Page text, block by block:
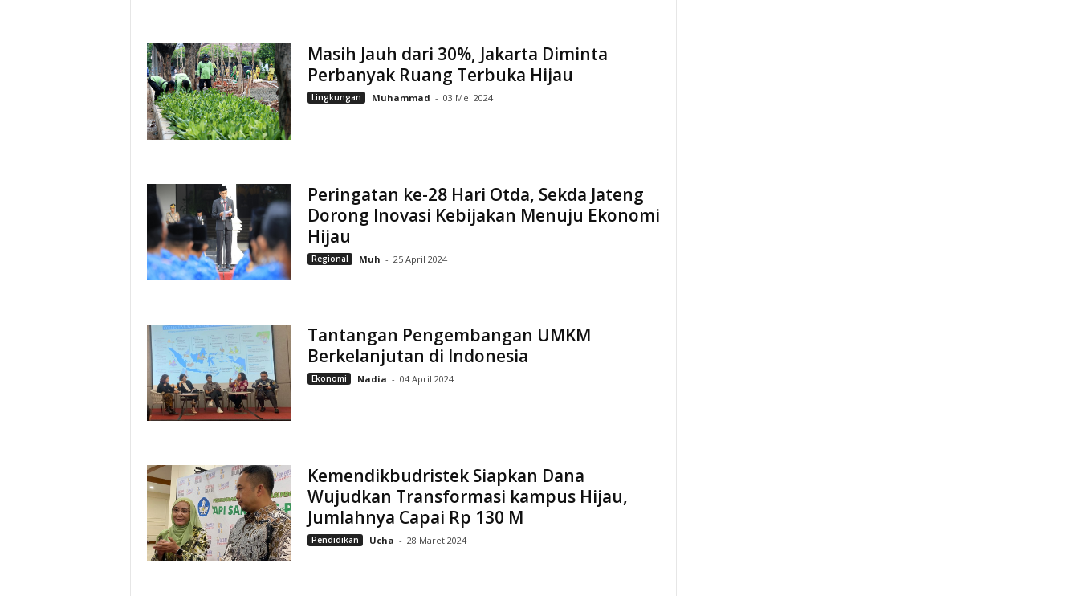
Masih Jauh dari 30%, Jakarta Diminta
Perbanyak Ruang Terbuka Hijau
Lingkungan Muhammad - 03 Mei 2024
Peringatan ke-28 Hari Otda, Sekda Jateng
Dorong Inovasi Kebijakan Menuju Ekonomi
Hijau
Regional Muh - 25 April 2024
Tantangan Pengembangan UMKM
Berkelanjutan di Indonesia
Ekonomi Nadia - 04 April 2024
Kemendikbudristek Siapkan Dana
Wujudkan Transformasi kampus Hijau,
Jumlahnya Capai Rp 130 M
Pendidikan Ucha - 28 Maret 2024